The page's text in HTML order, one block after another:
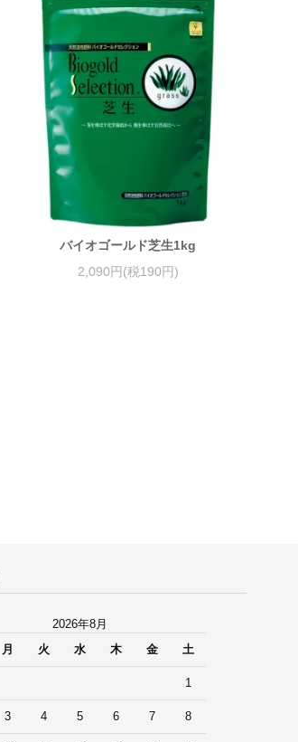
バイオゴールド芝生1kg
2,090円(税190円)
2026年8月
月 火 水 木 金 土
1
3 4 5 6 7 8